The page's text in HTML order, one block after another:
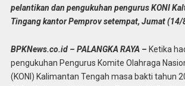
pelantikan dan pengukuhan pengurus KONI
Tingang kantor Pemprov setempat, Jumat
BPKNews.co.id – PALANGKA RAYA – Ketika
pengukuhan Pengurus Komite Olahraga
(KONI) Kalimantan Tengah masa bakti tahun